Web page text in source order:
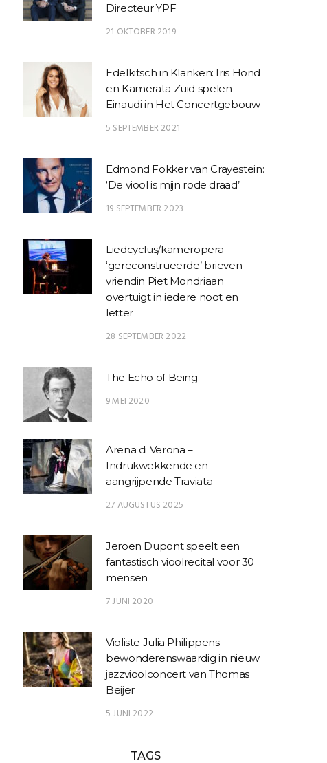
BLADMUZIEK
Walzer Opus 39 voor
Directeur YPF
21 OKTOBER 2019
Edelkitsch in Klanken: Iris Hond
en Kamerata Zuid spelen
Einaudi in Het Concertgebouw
5 SEPTEMBER 2021
Edmond Fokker van Crayestein:
‘De viool is mijn rode draad’
19 SEPTEMBER 2023
Liedcyclus/kameropera
‘gereconstrueerde’ brieven
vriendin Piet Mondriaan
overtuigt in iedere noot en
letter
28 SEPTEMBER 2022
The Echo of Being
9 MEI 2020
Arena di Verona –
Indrukwekkende en
aangrijpende Traviata
27 AUGUSTUS 2025
Jeroen Dupont speelt een
fantastisch vioolrecital voor 30
mensen
7 JUNI 2020
Violiste Julia Philippens
bewonderenswaardig in nieuw
jazzvioolconcert van Thomas
Beijer
5 JUNI 2022
TAGS